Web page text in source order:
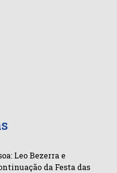
Leo Bezerra e
da Festa das